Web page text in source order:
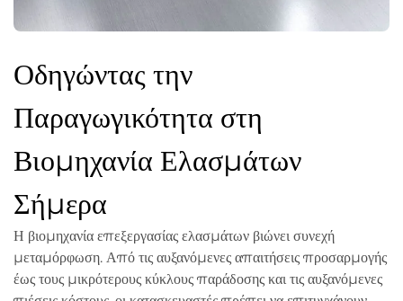
Οδηγώντας την
Παραγωγικότητα στη
Βιομηχανία Ελασμάτων
Σήμερα
Η βιομηχανία επεξεργασίας ελασμάτων βιώνει συνεχή
μεταμόρφωση. Από τις αυξανόμενες απαιτήσεις προσαρμογής
έως τους μικρότερους κύκλους παράδοσης και τις αυξανόμενες